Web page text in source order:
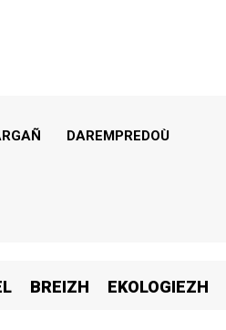
DAREMPREDOÙ
BREIZH EKOLOGIEZH